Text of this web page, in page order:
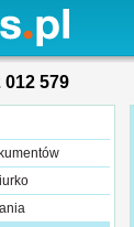
012 579